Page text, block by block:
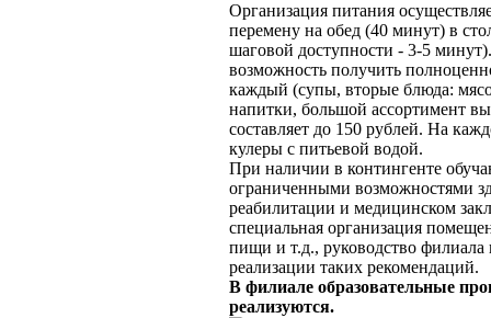
Организация питания
перемену на обед (40 минут) в
шаговой доступности - 3-5
возможность получить
каждый (супы, вторые блюда:
напитки, большой ассортимент
составляет до 150 рублей. На
кулеры с питьевой водой.
При наличии в контингенте
ограниченными возможностями
реабилитации и медицинском
специальная организация
пищи и т.д., руководство
реализации таких рекомендаций.
В филиале образовательные
реализуются.